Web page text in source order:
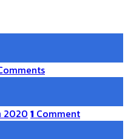
2020 1 Comment